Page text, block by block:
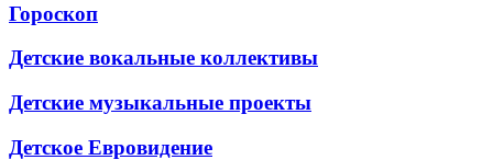
Гороскоп
Детские вокальные коллективы
Детские музыкальные проекты
Детское Евровидение